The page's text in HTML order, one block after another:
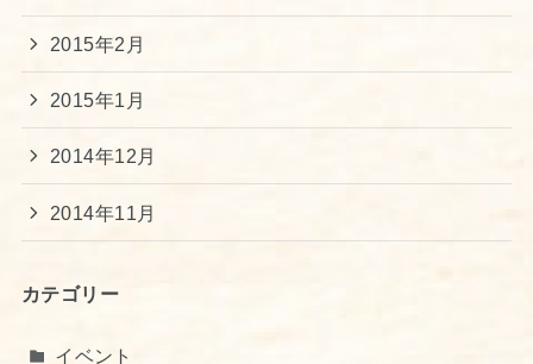
2015年2月
2015年1月
2014年12月
2014年11月
カテゴリー
イベント